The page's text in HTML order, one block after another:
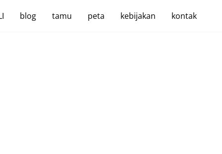
blog tamu peta kebijakan kontak